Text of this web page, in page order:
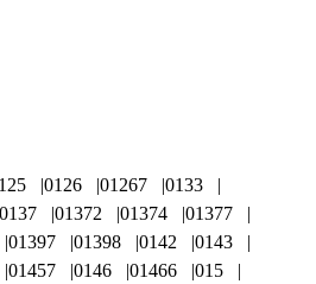
0126 01267
0133
0137 01372 01374
01377
01397 01398 0142
0143
01457 0146 01466
015